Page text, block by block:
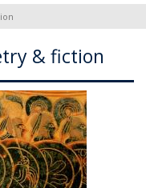
& fiction